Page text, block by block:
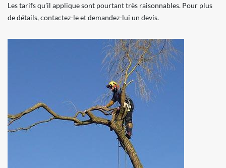
Les tarifs qu’il applique sont pourtant très raisonnables. Pour plus
de détails, contactez-le et demandez-lui un devis.